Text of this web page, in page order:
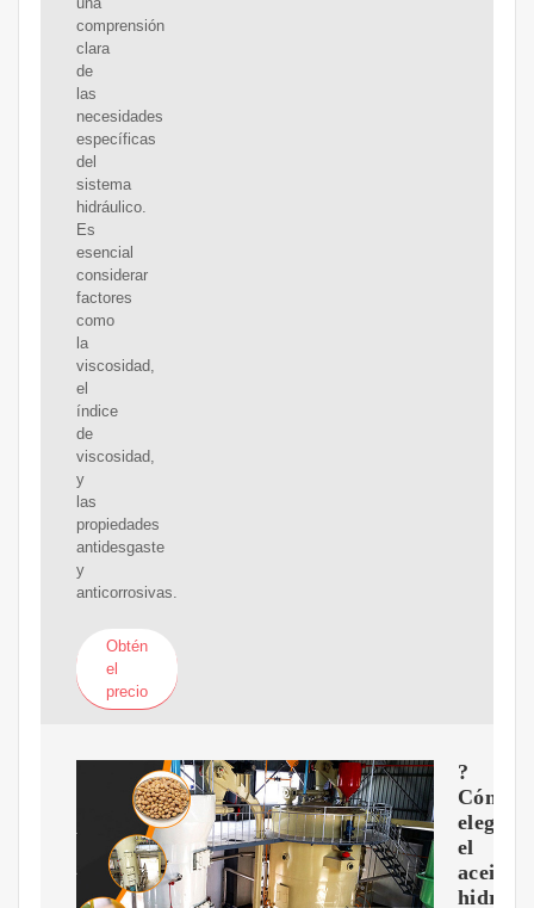
comprensión
clara
de
las
necesidades
específicas
del
sistema
hidráulico.
Es
esencial
considerar
factores
como
la
viscosidad,
el
índice
de
viscosidad,
y
las
propiedades
antidesgaste
y
anticorrosivas.
Obtén
el
precio
?
Cómo
elegir
el
aceite